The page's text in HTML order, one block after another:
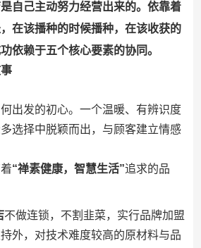
自己主动努力经营出来的。 依靠着
在该播种的时候播种，在该收获的
依赖于五个核心要素的协同。
出发的初心。一个温暖、有辨识度
选择中脱颖而出，与顾客建立情感
“禅素健康，智慧生活”追求的品
不做连锁，不割韭菜，实行品牌加盟
外，对技术难度较高的原材料与品